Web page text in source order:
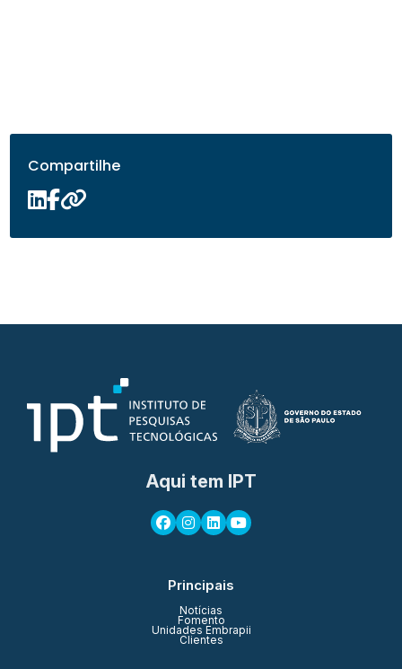
Compartilhe
Aqui tem IPT
Principais
Notícias
Fomento
Unidades Embrapii
Clientes